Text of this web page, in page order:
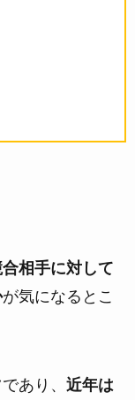
相手に対して
が気になるとこ
あり、 近年は